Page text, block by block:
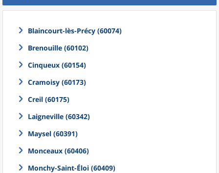
Blaincourt-lès-Précy (60074)
Brenouille (60102)
Cinqueux (60154)
Cramoisy (60173)
Creil (60175)
Laigneville (60342)
Maysel (60391)
Monceaux (60406)
Monchy-Saint-Éloi (60409)